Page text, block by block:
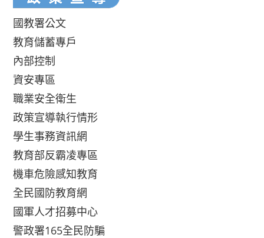
國教署公文
教育儲蓄專戶
內部控制
資安專區
職業安全衛生
政策宣導執行情形
學生事務資訊網
教育部反霸凌專區
機車危險感知教育
全民國防教育網
國軍人才招募中心
警政署165全民防騙